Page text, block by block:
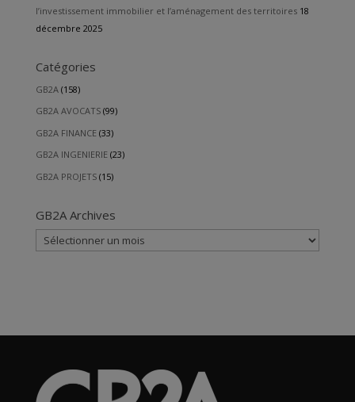
l’investissement immobilier et l’aménagement des territoires 18
décembre 2025
Catégories
GB2A(158)
GB2A AVOCATS(99)
GB2A FINANCE(33)
GB2A INGENIERIE(23)
GB2A PROJETS(15)
GB2A Archives
GB2A
Archives